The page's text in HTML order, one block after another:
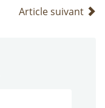
Article suivant